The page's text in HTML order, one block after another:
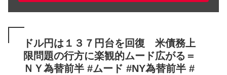
ドル円は１３７円台を回復 米債務上
限問題の行方に楽観的ムード広がる＝
ＮＹ為替前半 #ムード #NY為替前半 #